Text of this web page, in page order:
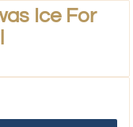
Ice For